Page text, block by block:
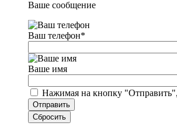
Ваше сообщение
Ваш телефон*
Ваше имя
Нажимая на кнопку "Отправить",